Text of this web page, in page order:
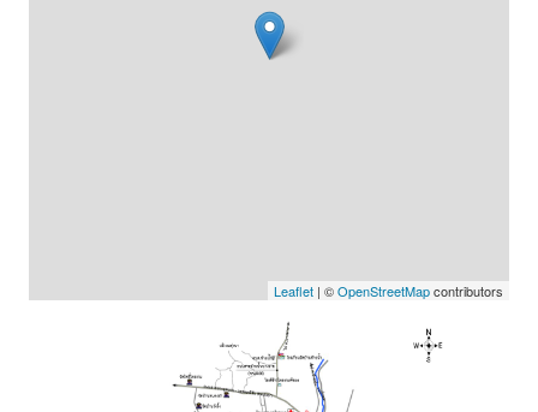
Leaflet | ©OpenStreetMapcontributors